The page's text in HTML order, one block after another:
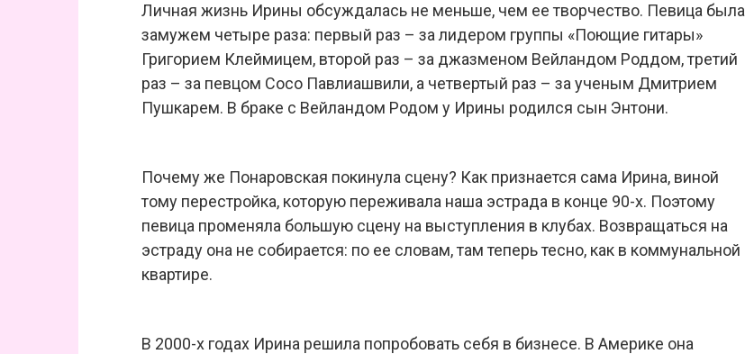
Личная жизнь Ирины обсуждалась не меньше, чем ее творчество. Певица была
замужем четыре раза: первый раз – за лидером группы «Поющие гитары»
Григорием Клеймицем, второй раз – за джазменом Вейландом Роддом, третий
раз – за певцом Сосо Павлиашвили, а четвертый раз – за ученым Дмитрием
Пушкарем. В браке с Вейландом Родом у Ирины родился сын Энтони.
Почему же Понаровская покинула сцену? Как признается сама Ирина, виной
тому перестройка, которую переживала наша эстрада в конце 90-х. Поэтому
певица променяла большую сцену на выступления в клубах. Возвращаться на
эстраду она не собирается: по ее словам, там теперь тесно, как в коммунальной
квартире.
В 2000-х годах Ирина решила попробовать себя в бизнесе. В Америке она